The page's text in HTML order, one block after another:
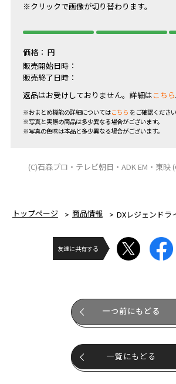
※クリックで画像が切り替わります。
価格： 円
販売開始日時：
販売終了日時：
返品はお受けしておりません。詳細はこちら
※おまとめ機能の詳細についてはこちら をご確認ください
※写真と実際の商品は多少異なる場合がございます。
※写真の色味は本品と多少異なる場合がございます。
(C)石森プロ・テレビ朝日・ADK EM・東映
トップページ 商品情報 DXレジェンドライダ
友達に共有する
一つ前にもどる
一覧にもどる